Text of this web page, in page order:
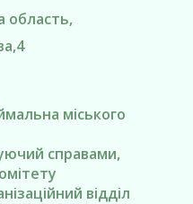
область,
міського
справами,
відділ